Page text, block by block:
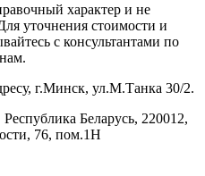
характер и не
уточнения стоимости и
с консультантами по
г.Минск, ул.М.Танка 30/2.
Беларусь, 220012,
76, пом.1Н